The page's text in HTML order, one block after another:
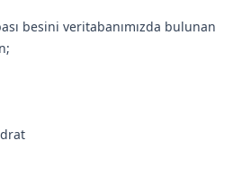
besini veritabanımızda bulunan